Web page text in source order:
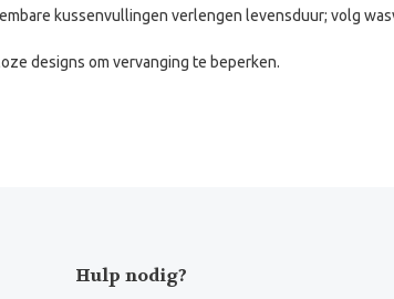
kussenvullingen verlengen levensduur; volg
designs om vervanging te beperken.
Hulp nodig?